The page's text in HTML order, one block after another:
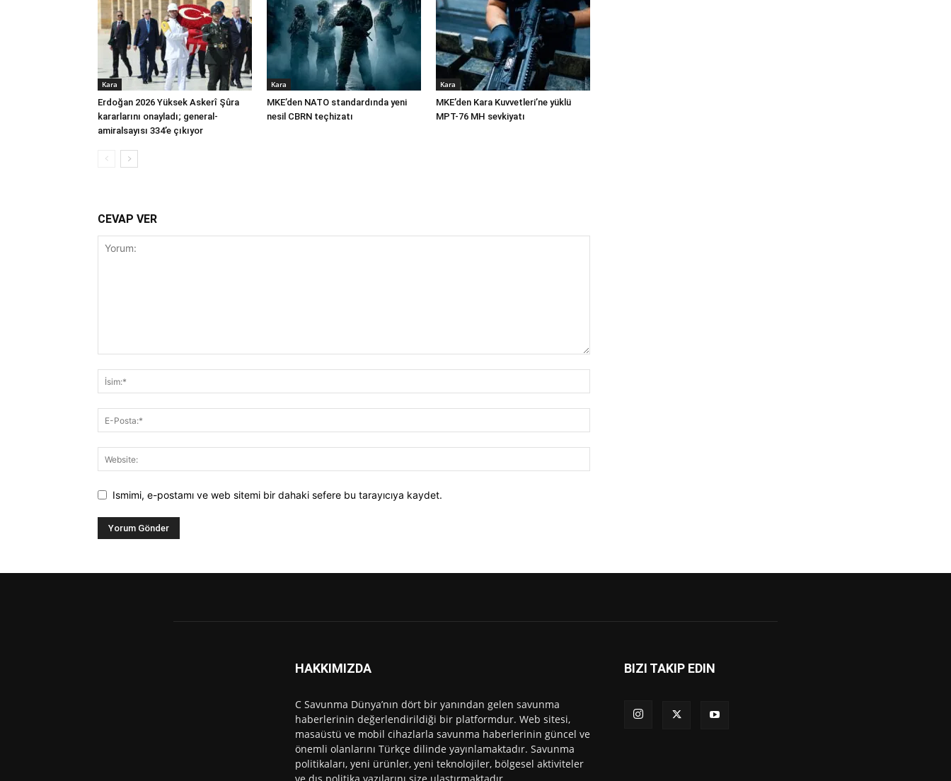
Kara
Erdoğan 2026 Yüksek Askerî Şûra
kararlarını onayladı; general-
amiralsayısı 334’e çıkıyor
Kara
MKE’den NATO standardında yeni
nesil CBRN teçhizatı
Kara
MKE’den Kara Kuvvetleri’ne yüklü
MPT-76 MH sevkiyatı
CEVAP VER
Ismimi, e-postamı ve web sitemi bir dahaki sefere bu tarayıcıya kaydet.
HAKKIMIZDA
C Savunma Dünya’nın dört bir yanından gelen savunma
haberlerinin değerlendirildiği bir platformdur. Web sitesi,
masaüstü ve mobil cihazlarla savunma haberlerinin güncel ve
önemli olanlarını Türkçe dilinde yayınlamaktadır. Savunma
politikaları, yeni ürünler, yeni teknolojiler, bölgesel aktiviteler
ve dış politika yazılarını size ulaştırmaktadır.
BIZI TAKIP EDIN